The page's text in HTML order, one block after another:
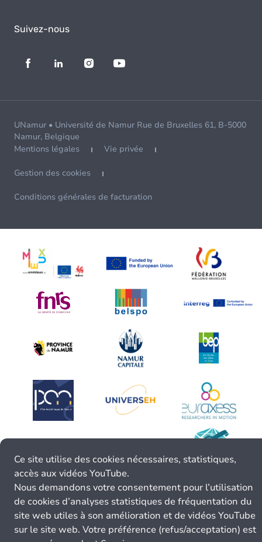
Suivez-nous
UNamur • Université de Namur Rue de Bruxelles 61, B-5000
Namur, Belgique
Mentions légales
Vie privée
Gestion des cookies
Conditions générales de facturation
Ce site utilise des cookies nécessaires, statistiques,
accès aux vidéos YouTube.
Nous demandons votre consentement pour l’utilisation
de cookies d’analyses statistiques de fréquentation du
site web utiles à son amélioration et de vidéos YouTube
sur le site web. Votre préférence (refus/acceptation) est